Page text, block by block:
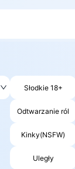
Słodkie 18+
Odtwarzanie ról
Kinky(NSFW)
Uległy